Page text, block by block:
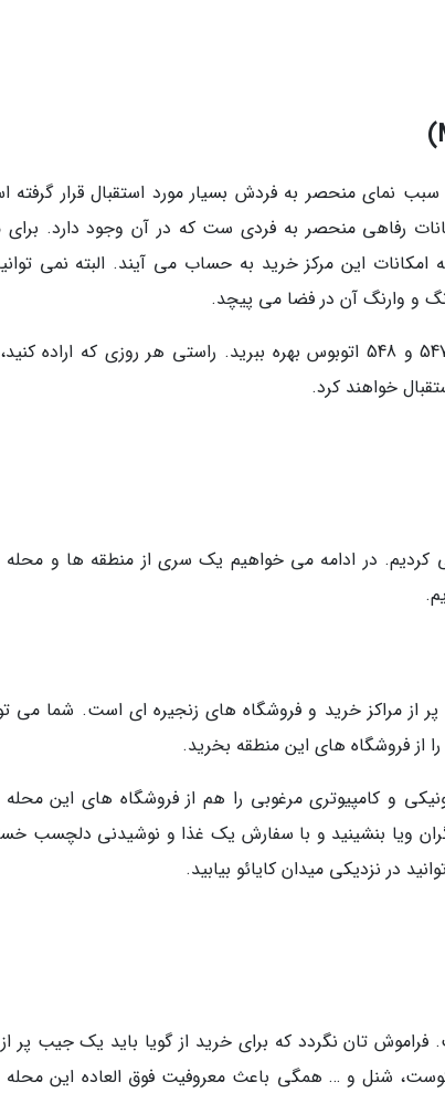
نمای منحصر به فردش بسیار مورد استقبال قرار گرفته
رفاهی منحصر به فردی ست که در آن وجود دارد. برای
این مرکز خرید به حساب می آیند. البته نمی
و وارنگ آن در فضا می پیچد.
برای رفتن به این مرکز خرید می توانید از خطوط 546، 547 و 548 اتوبوس بهره ببرید. راستی هر روزی که
خواهند کرد.
کردیم. در ادامه می خواهیم یک سری از منطقه ها و
از مراکز خرید و فروشگاه های زنجیره ای است. شما می
از فروشگاه های این منطقه بخرید.
و کامپیوتری مرغوبی را هم از فروشگاه های این محله
گران ویا بنشینید و با سفارش یک غذا و نوشیدنی دلچسب
در نزدیکی میدان کایائو بیابید.
تان نگردد که برای خرید از گویا باید یک جیب پر
شنل و … همگی باعث معروفیت فوق العاده این